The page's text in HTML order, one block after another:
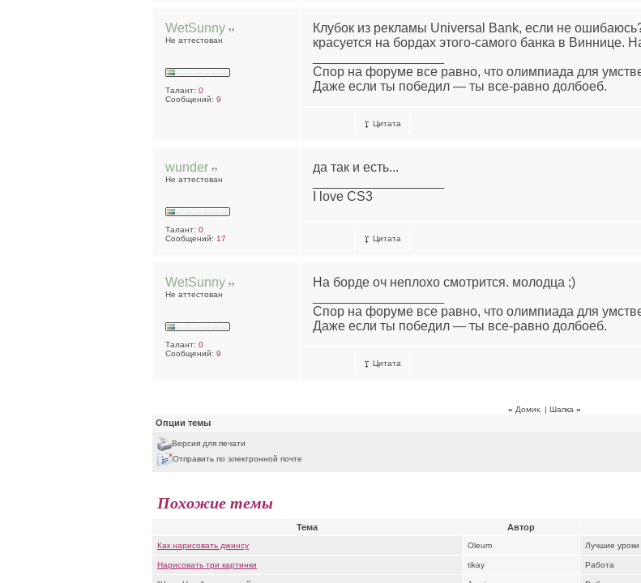
WetSunny
Не аттестован
Талант: 0
Сообщений: 9
Клубок из рекламы Universal Bank, если не
красуется на бордах этого-самого банка в Виннице.
Спор на форуме все равно, что олимпиада для
Даже если ты победил — ты все-равно долбоеб.
Цитата
wunder
Не аттестован
Талант: 0
Сообщений: 17
да так и есть...
I love CS3
Цитата
WetSunny
Не аттестован
Талант: 0
Сообщений: 9
На борде оч неплохо смотрится. молодца ;)
Спор на форуме все равно, что олимпиада для
Даже если ты победил — ты все-равно долбоеб.
Цитата
« Домик. | Шапка »
Опции темы
Версия для печати
Отправить по электронной почте
Похожие темы
Тема Автор
Как нарисовать джинсу Oleum Лучшие
Нарисовать три картинки tikay Работа